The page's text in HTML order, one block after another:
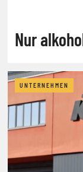
Nur
UNTERNEHMEN